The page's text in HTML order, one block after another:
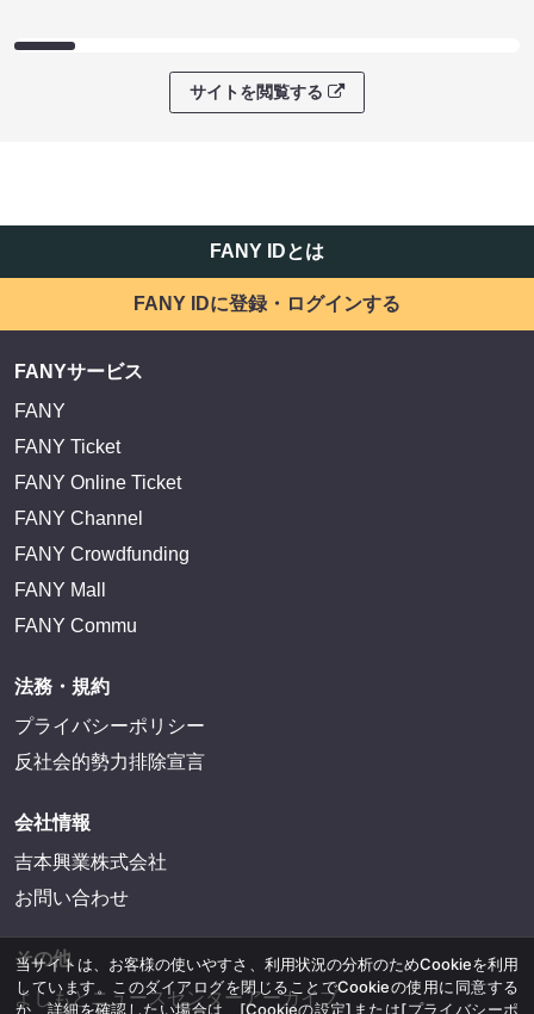
サイトを閲覧する
FANY IDとは
FANY IDに登録・ログインする
FANYサービス
FANY
FANY Ticket
FANY Online Ticket
FANY Channel
FANY Crowdfunding
FANY Mall
FANY Commu
法務・規約
プライバシーポリシー
反社会的勢力排除宣言
会社情報
吉本興業株式会社
お問い合わせ
その他
よしもとニュースセンターアーカイブ
当サイトは、お客様の使いやすさ、利用状況の分析のためCookieを利用
しています。このダイアログを閉じることでCookieの使用に同意する
か、詳細を確認したい場合は、 [Cookieの設定] または[プライバシーポ